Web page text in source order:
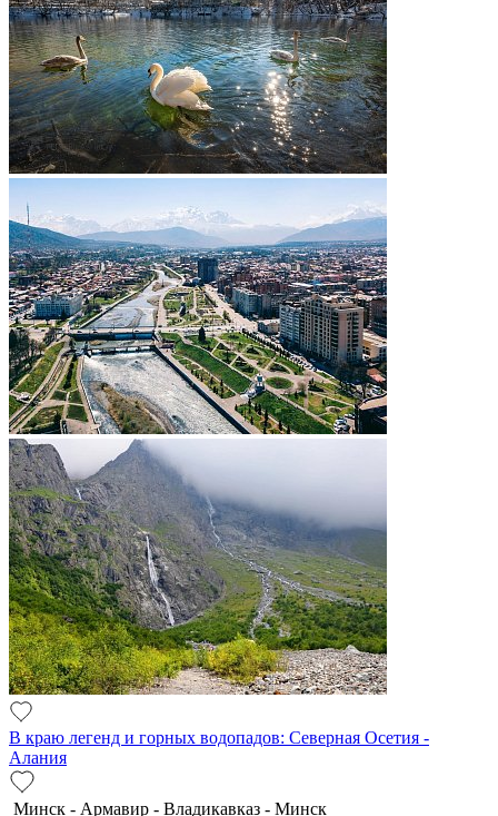
В краю легенд и горных водопадов: Северная Осетия -
Алания
Минск - Армавир - Владикавказ - Минск